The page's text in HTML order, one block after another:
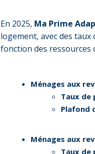
En 2025, Ma Prime
logement, avec des
fonction des ressources
Ménages aux
Taux de
Plafond
Ménages aux
Taux de